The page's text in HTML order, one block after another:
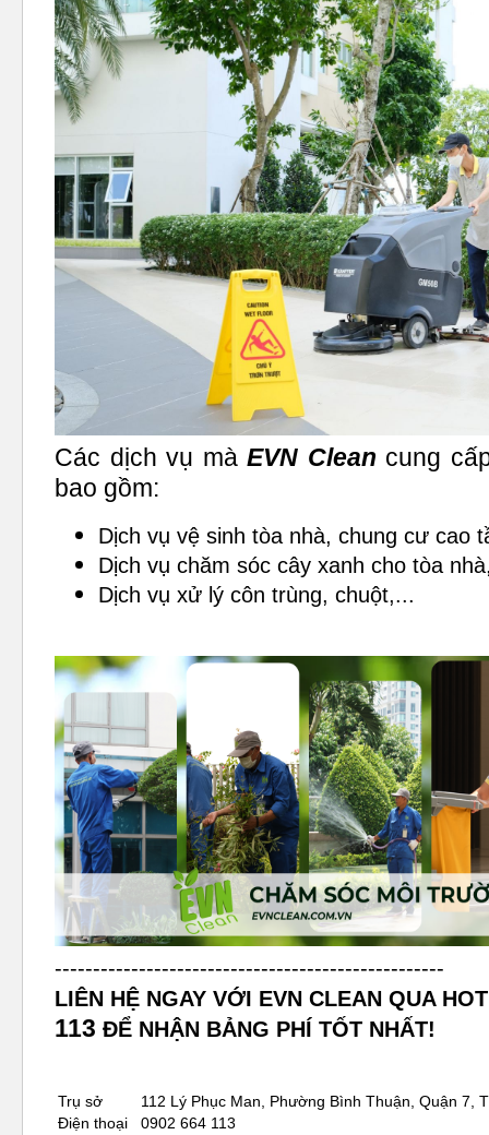
Các dịch vụ màEVN Clean cung
bao gồm:
Dịch vụ vệ sinh tòa nhà, chung cư cao
Dịch vụ chăm sóc cây xanh cho tòa
Dịch vụ xử lý côn trùng, chuột,...
---------------------------------------------------
LIÊN HỆ NGAY VỚI EVN CLEAN QUA
113 ĐỂ NHẬN BẢNG PHÍ TỐT NHẤT!
Trụ sở
112 Lý Phục Man, Phường Bình Thuận, Quận 7,
Điện thoại
0902 664 113